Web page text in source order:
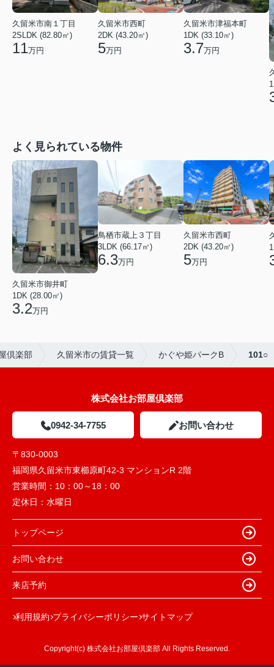
久留米市南１丁目
2SLDK (82.80㎡)
11万円
久留米市西町
2DK (43.20㎡)
5万円
久留米市津福本町
1DK (33.10㎡)
3.7万円
よく見られている物件
久留米市御井町
1DK (28.00㎡)
3.2万円
鳥栖市蔵上３丁目
3LDK (66.17㎡)
6.3万円
久留米市西町
2DK (43.20㎡)
5万円
倶楽部 久留米市の賃貸一覧 かぐや姫パークB 101○
株式会社お部屋倶楽部
0942-34-7755 お問い合わせ
〒830-0003
福岡県久留米市東櫛原町42-3 マンションR 2階
営業時間： 10：00～18：00
定休日： 水曜日
トップページ
お問い合わせ
来店予約
利用規約 プライバシーポリシー サイトマップ
Copyright(c) 株式会社お部屋倶楽部 All Rights Reserved.